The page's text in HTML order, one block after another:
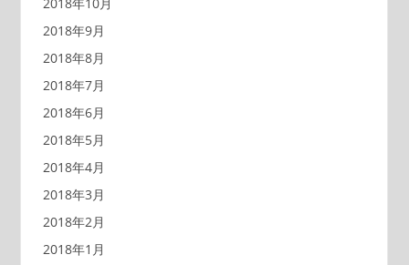
2018年10月
2018年9月
2018年8月
2018年7月
2018年6月
2018年5月
2018年4月
2018年3月
2018年2月
2018年1月